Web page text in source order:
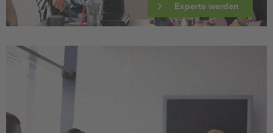
Experte werden